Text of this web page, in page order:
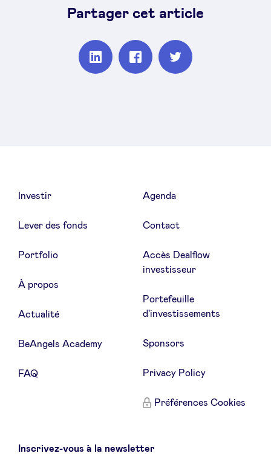
Partager cet article
PartagerPartagerPartager
Investir
Lever des fonds
Portfolio
À propos
Actualité
BeAngels Academy
FAQ
Agenda
Contact
Accès Dealflow
investisseur
Portefeuille
d'investissements
Sponsors
Privacy Policy
Préférences Cookies
Inscrivez-vous à la newsletter